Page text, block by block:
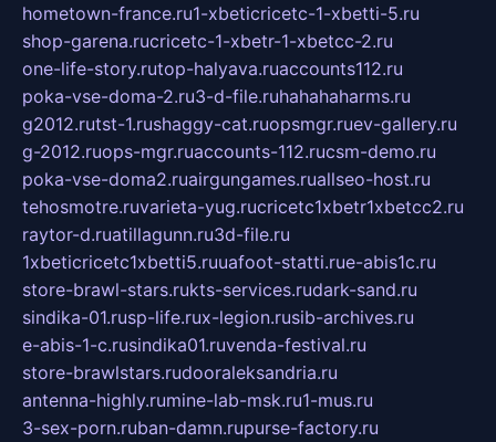
hometown-france.ru1-xbeticricetc-1-xbetti-5.ru
shop-garena.rucricetc-1-xbetr-1-xbetcc-2.ru
one-life-story.rutop-halyava.ruaccounts112.ru
poka-vse-doma-2.ru3-d-file.ruhahahaharms.ru
g2012.rutst-1.rushaggy-cat.ruopsmgr.ruev-gallery.ru
g-2012.ruops-mgr.ruaccounts-112.rucsm-demo.ru
poka-vse-doma2.ruairgungames.ruallseo-host.ru
tehosmotre.ruvarieta-yug.rucricetc1xbetr1xbetcc2.ru
raytor-d.ruatillagunn.ru3d-file.ru
1xbeticricetc1xbetti5.ruuafoot-statti.rue-abis1c.ru
store-brawl-stars.rukts-services.rudark-sand.ru
sindika-01.rusp-life.rux-legion.rusib-archives.ru
e-abis-1-c.rusindika01.ruvenda-festival.ru
store-brawlstars.rudooraleksandria.ru
antenna-highly.rumine-lab-msk.ru1-mus.ru
3-sex-porn.ruban-damn.rupurse-factory.ru